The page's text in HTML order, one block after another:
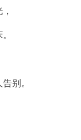
别。